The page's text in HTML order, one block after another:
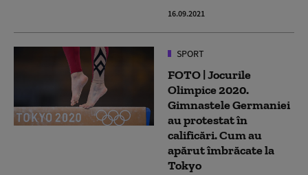
16.09.2021
SPORT
FOTO | Jocurile
Olimpice 2020.
Gimnastele Germaniei
au protestat în
calificări. Cum au
apărut îmbrăcate la
Tokyo